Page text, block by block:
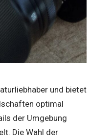
und bietet
optimal
der Umgebung
Die Wahl der